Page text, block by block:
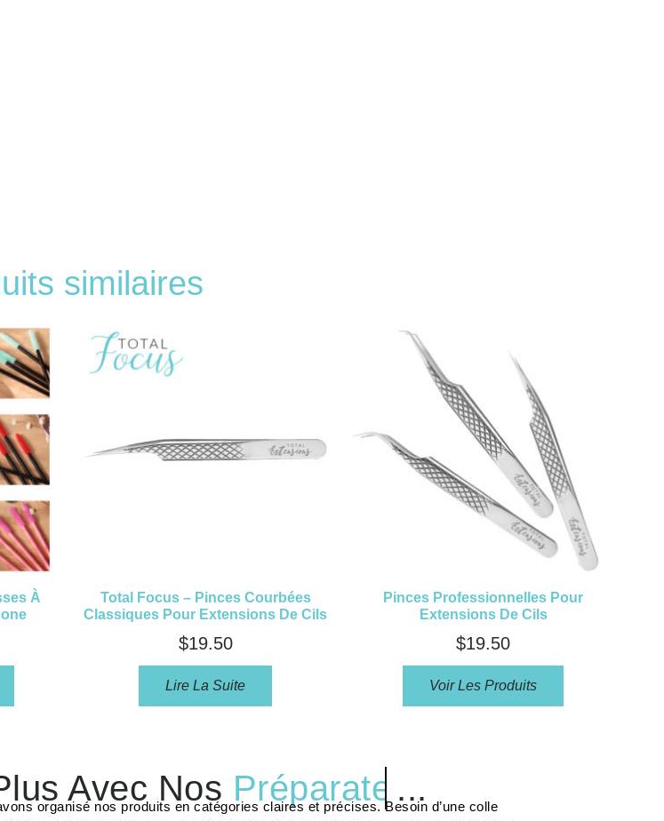
similaires
À
Total Focus – Pinces Courbées
Classiques Pour Extensions De Cils
$19.50
Lire La Suite
Pinces Professionnelles Pour
Extensions De Cils
$19.50
Voir Les Produits
Avec Nos Préparateur
...
organisé nos produits en catégories claires et précises. Besoin d’une colle